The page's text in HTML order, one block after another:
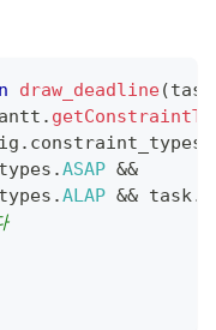
draw_deadline(task
.
. constraint_types
.ASAP &&
.ALAP && task.